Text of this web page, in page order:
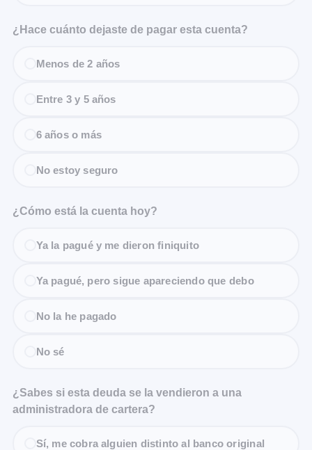
¿Hace cuánto dejaste de pagar esta cuenta?
Menos de 2 años
Entre 3 y 5 años
6 años o más
No estoy seguro
¿Cómo está la cuenta hoy?
Ya la pagué y me dieron finiquito
Ya pagué, pero sigue apareciendo que debo
No la he pagado
No sé
¿Sabes si esta deuda se la vendieron a una
administradora de cartera?
Sí, me cobra alguien distinto al banco original